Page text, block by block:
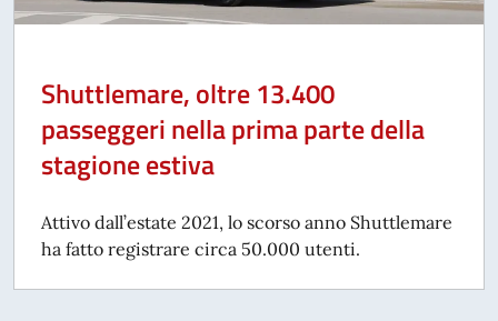
Shuttlemare, oltre 13.400
passeggeri nella prima parte della
stagione estiva
Attivo dall’estate 2021, lo scorso anno Shuttlemare
ha fatto registrare circa 50.000 utenti.